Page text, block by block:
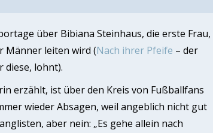
über Bibiana Steinhaus, die erste Frau,
Männer leiten wird (Nach ihrer Pfeife – der
diese, lohnt).
erzählt, ist über den Kreis von Fußballfans
wieder Absagen, weil angeblich nicht gut
aber nein: „Es gehe allein nach